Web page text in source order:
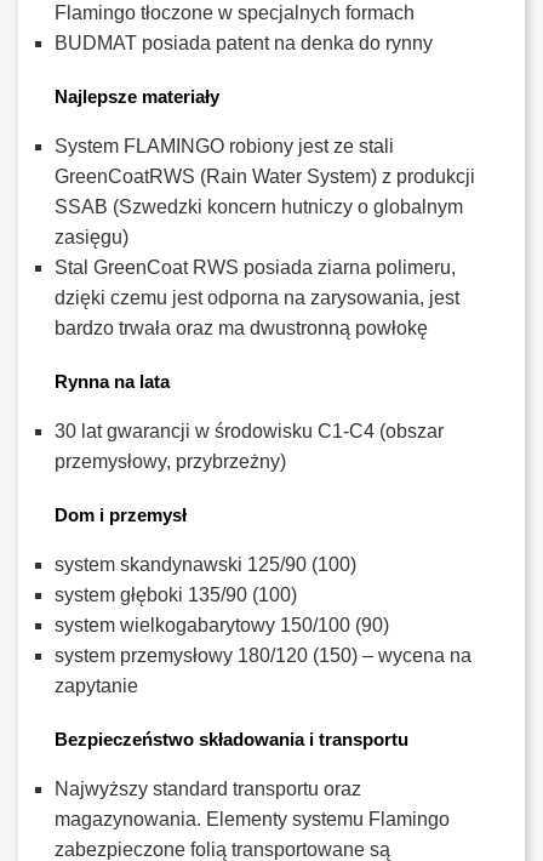
Flamingo tłoczone w specjalnych formach
BUDMAT posiada patent na denka do rynny
Najlepsze materiały
System FLAMINGO robiony jest ze stali
GreenCoatRWS (Rain Water System) z produkcji
SSAB (Szwedzki koncern hutniczy o globalnym
zasięgu)
Stal GreenCoat RWS posiada ziarna polimeru,
dzięki czemu jest odporna na zarysowania, jest
bardzo trwała oraz ma dwustronną powłokę
Rynna na lata
30 lat gwarancji w środowisku C1-C4 (obszar
przemysłowy, przybrzeżny)
Dom i przemysł
system skandynawski 125/90 (100)
system głęboki 135/90 (100)
system wielkogabarytowy 150/100 (90)
system przemysłowy 180/120 (150) – wycena na
zapytanie
Bezpieczeństwo składowania i transportu
Najwyższy standard transportu oraz
magazynowania. Elementy systemu Flamingo
zabezpieczone folią transportowane są